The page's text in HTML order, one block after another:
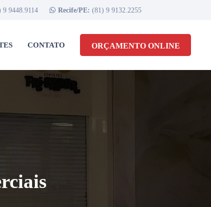
9 9448.9114 Recife/PE: (81) 9 9132.2255
CONTATO ORÇAMENTO ONLINE